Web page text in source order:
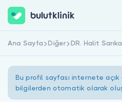
Hemen Kaydol
Ana Sayfa Diğer DR. Halit
Bu profil sayfası internete açık
bilgilerden otomatik olarak